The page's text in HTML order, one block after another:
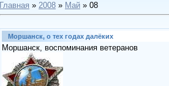
Главная » 2008 » Май » 08
Моршанск, о тех годах далёких
Моршанск, воспоминания ветеранов